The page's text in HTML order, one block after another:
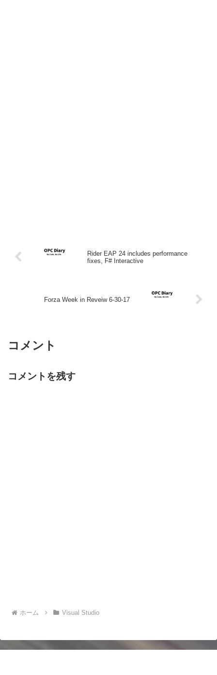
Rider EAP 24 includes performance
fixes, F# Interactive
Forza Week in Reveiw 6-30-17
コメント
コメントを残す
ホーム Visual Studio